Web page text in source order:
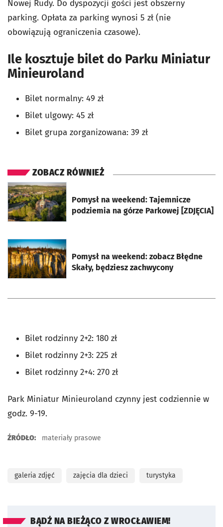
Nowej Rudy. Do dyspozycji gości jest obszerny
parking. Opłata za parking wynosi 5 zł (nie
obowiązują ograniczenia czasowe).
Ile kosztuje bilet do Parku Miniatur
Minieuroland
Bilet normalny: 49 zł
Bilet ulgowy: 45 zł
Bilet grupa zorganizowana: 39 zł
ZOBACZ RÓWNIEŻ
Pomysł na weekend: Tajemnicze
podziemia na górze Parkowej [ZDJĘCIA]
otworzy się w nowej karcie
Pomysł na weekend: zobacz Błędne
Skały, będziesz zachwycony
otworzy się w nowej karcie
Bilet rodzinny 2+2: 180 zł
Bilet rodzinny 2+3: 225 zł
Bilet rodzinny 2+4: 270 zł
Park Miniatur Minieuroland czynny jest codziennie w
godz. 9-19.
ŹRÓDŁO: materiały prasowe
galeria zdjęć zajęcia dla dzieci turystyka
BĄDŹ NA BIEŻĄCO Z WROCŁAWIEM!